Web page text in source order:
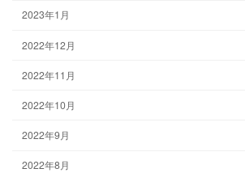
2023年1月
2022年12月
2022年11月
2022年10月
2022年9月
2022年8月